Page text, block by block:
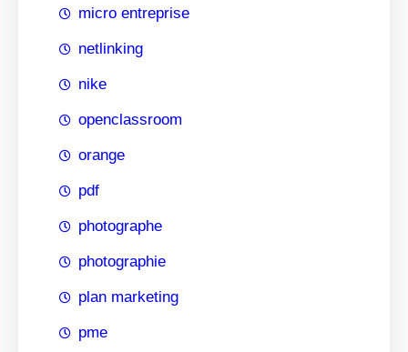
micro entreprise
netlinking
nike
openclassroom
orange
pdf
photographe
photographie
plan marketing
pme